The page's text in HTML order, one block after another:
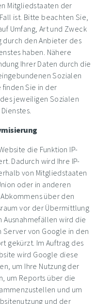
Mitgliedstaaten der
ist. Bitte beachten Sie,
Umfang, Art und Zweck
den Anbieter des
haben. Nähere
Ihrer Daten durch die
Sozialen
finden Sie in der
jeweiligen Sozialen
die Funktion IP-
Dadurch wird Ihre IP-
von Mitgliedstaaten
oder in anderen
über den
vor der Übermittlung
Ausnahmefällen wird die
Server von Google in den
gekürzt. Im Auftrag des
wird Google diese
um Ihre Nutzung der
um Reports über die
und um
und der